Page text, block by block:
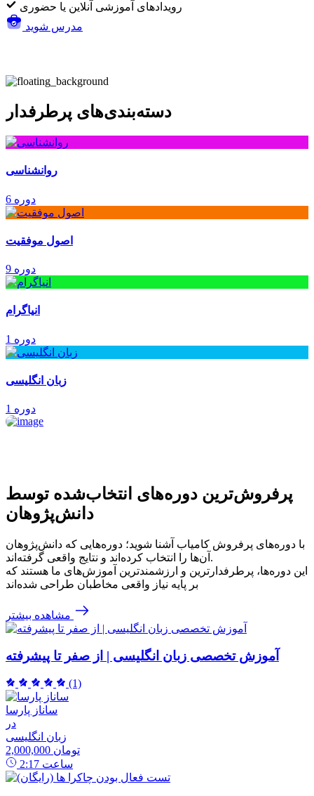
رویدادهای آموزشی آنلاین یا حضوری
مدرس شوید
دسته‌بندی‌های پرطرفدار
روانشناسی
6 دوره
اصول موفقیت
9 دوره
انیاگرام
1 دوره
زبان انگلیسی
1 دوره
پرفروش‌ترین‌ دوره‌های انتخاب‌شده توسط
دانش‌پژوهان
با دوره‌های پرفروش کامیاب آشنا شوید؛ دوره‌هایی که دانش‌پژوهان
آن‌ها را انتخاب کرده‌اند و نتایج واقعی گرفته‌اند.
این دوره‌ها، پرطرفدارترین و ارزشمندترین آموزش‌های ما هستند که
بر پایه نیاز واقعی مخاطبان طراحی شده‌اند
مشاهده بیشتر
آموزش تخصصی زبان انگلیسی | از صفر تا پیشرفته
(1)
ساناز پارسا
در
زبان انگلیسی
2,000,000 تومان
2:17 ساعت